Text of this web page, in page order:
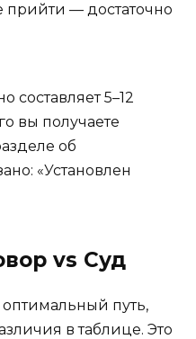
— достаточно
составляет 5–12
вы получаете
об
«Установлен
vs Суд
путь,
в таблице. Это